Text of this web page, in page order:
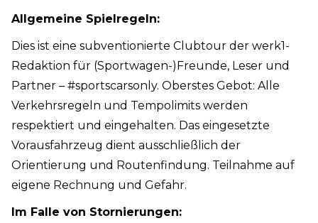
Allgemeine Spielregeln:
Dies ist eine subventionierte Clubtour der werk1-
Redaktion für (Sportwagen-)Freunde, Leser und
Partner – #sportscarsonly. Oberstes Gebot: Alle
Verkehrsregeln und Tempolimits werden
respektiert und eingehalten. Das eingesetzte
Vorausfahrzeug dient ausschließlich der
Orientierung und Routenfindung. Teilnahme auf
eigene Rechnung und Gefahr.
Im Falle von Stornierungen: